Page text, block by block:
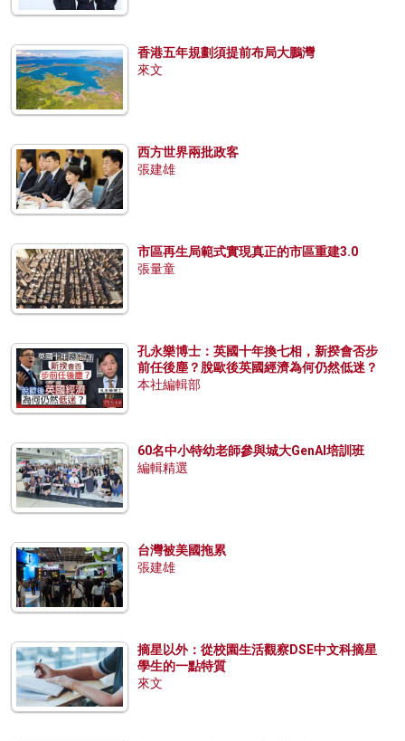
香港五年規劃須提前布局大鵬灣
來文
西方世界兩批政客
張建雄
市區再生局範式實現真正的市區重建3.0
張量童
孔永樂博士：英國十年換七相，新揆會否步
前任後塵？脫歐後英國經濟為何仍然低迷？
本社編輯部
60名中小特幼老師參與城大GenAI培訓班
編輯精選
台灣被美國拖累
張建雄
摘星以外：從校園生活觀察DSE中文科摘星
學生的一點特質
來文